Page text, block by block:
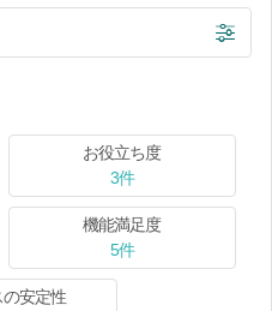
お役立ち度
3件
機能満足度
5件
安定性